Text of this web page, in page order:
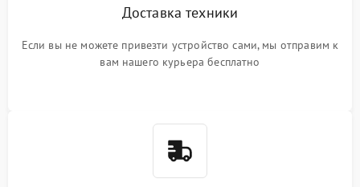
Доставка техники
Если вы не можете привезти устройство сами, мы отправим к
вам нашего курьера бесплатно